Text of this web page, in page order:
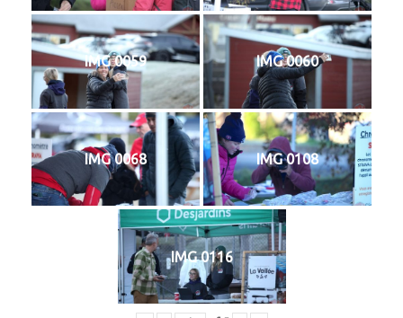
IMG 0059 IMG 0060
IMG 0068 IMG 0108
IMG 0116